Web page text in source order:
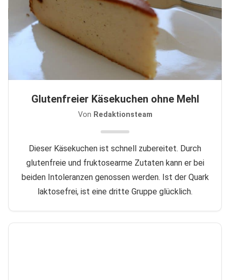
Glutenfreier Käsekuchen ohne Mehl
Von Redaktionsteam
Dieser Käsekuchen ist schnell zubereitet. Durch
glutenfreie und fruktosearme Zutaten kann er bei
beiden Intoleranzen genossen werden. Ist der Quark
laktosefrei, ist eine dritte Gruppe glücklich.